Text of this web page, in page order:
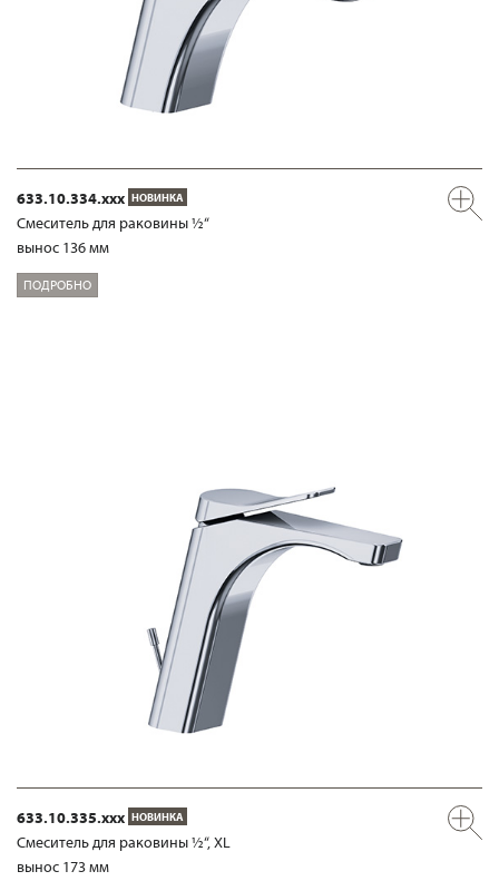
633.10.334.xxx НОВИНКА
Смеситель для раковины ½“
вынос 136 мм
ПОДРОБНО
633.10.335.xxx НОВИНКА
Смеситель для раковины ½“, XL
вынос 173 мм